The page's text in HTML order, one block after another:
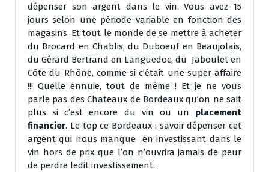
dépenser son argent dans le vin. Vous avez 15
jours selon une période variable en fonction des
magasins. Et tout le monde de se mettre à acheter
du Brocard en Chablis, du Duboeuf en Beaujolais,
du Gérard Bertrand en Languedoc, du Jaboulet en
Côte du Rhône, comme si c’était une super affaire
!!! Quelle ennuie, tout de même ! Et je ne vous
parle pas des Chateaux de Bordeaux qu’on ne sait
plus si c’est encore du vin ou un placement
financier. Le top ce Bordeaux : savoir dépenser cet
argent qui nous manque en investissant dans le
vin hors de prix que l’on n’ouvrira jamais de peur
de perdre ledit investissement.